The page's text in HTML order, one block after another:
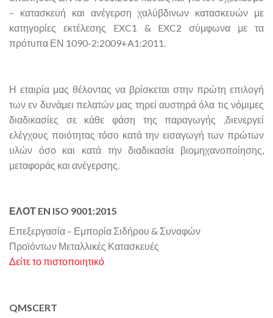
– κατασκευή και ανέγερση χαλύβδινων κατασκευών με
κατηγορίες εκτέλεσης EXC1 & EXC2 σύμφωνα με τα
πρότυπα ΕΝ 1090-2:2009+A1:2011.
Η εταιρία μας θέλοντας να βρίσκεται στην πρώτη επιλογή
των εν δυνάμει πελατών μας τηρεί αυστηρά όλα τις νόμιμες
διαδικασίες σε κάθε φάση της παραγωγής ,διενεργεί
ελέγχους ποιότητας τόσο κατά την εισαγωγή των πρώτων
υλών όσο και κατά την διαδικασία βιομηχανοποίησης,
μεταφοράς και ανέγερσης.
ΕΛΟΤ EN ISO 9001:2015
Επεξεργασία – Εμπορία Σιδήρου & Συναφών
Προϊόντων Μεταλλικές Κατασκευές
Δείτε το πιστοποιητικό
QMSCERT